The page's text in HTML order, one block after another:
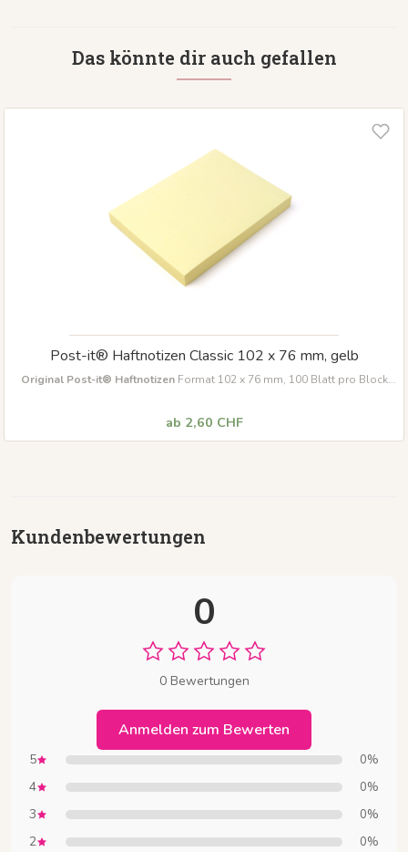
Das könnte dir auch gefallen
Post-it® Haftnotizen Classic 102 x 76 mm, gelb
Original Post-it® HaftnotizenFormat 102 x 76 mm, 100 Blatt pro Block
ab 2,60 CHF
Kundenbewertungen
0
0 Bewertungen
Anmelden zum Bewerten
5 0%
4 0%
3 0%
2 0%